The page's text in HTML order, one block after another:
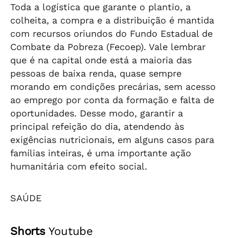
Toda a logística que garante o plantio, a
colheita, a compra e a distribuição é mantida
com recursos oriundos do Fundo Estadual de
Combate da Pobreza (Fecoep). Vale lembrar
que é na capital onde está a maioria das
pessoas de baixa renda, quase sempre
morando em condições precárias, sem acesso
ao emprego por conta da formação e falta de
oportunidades. Desse modo, garantir a
principal refeição do dia, atendendo às
exigências nutricionais, em alguns casos para
famílias inteiras, é uma importante ação
humanitária com efeito social.
SAÚDE
ShortsYoutube